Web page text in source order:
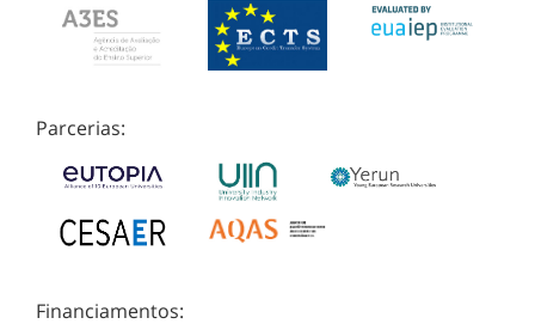
Parcerias:
Financiamentos: